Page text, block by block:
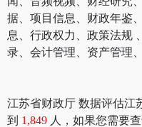
据、项目信息、财政年鉴
息、行政权力、政策法规
录、会计管理、资产管理
江苏省财政厅 数据评估江
到 1,849 人，如果您需要